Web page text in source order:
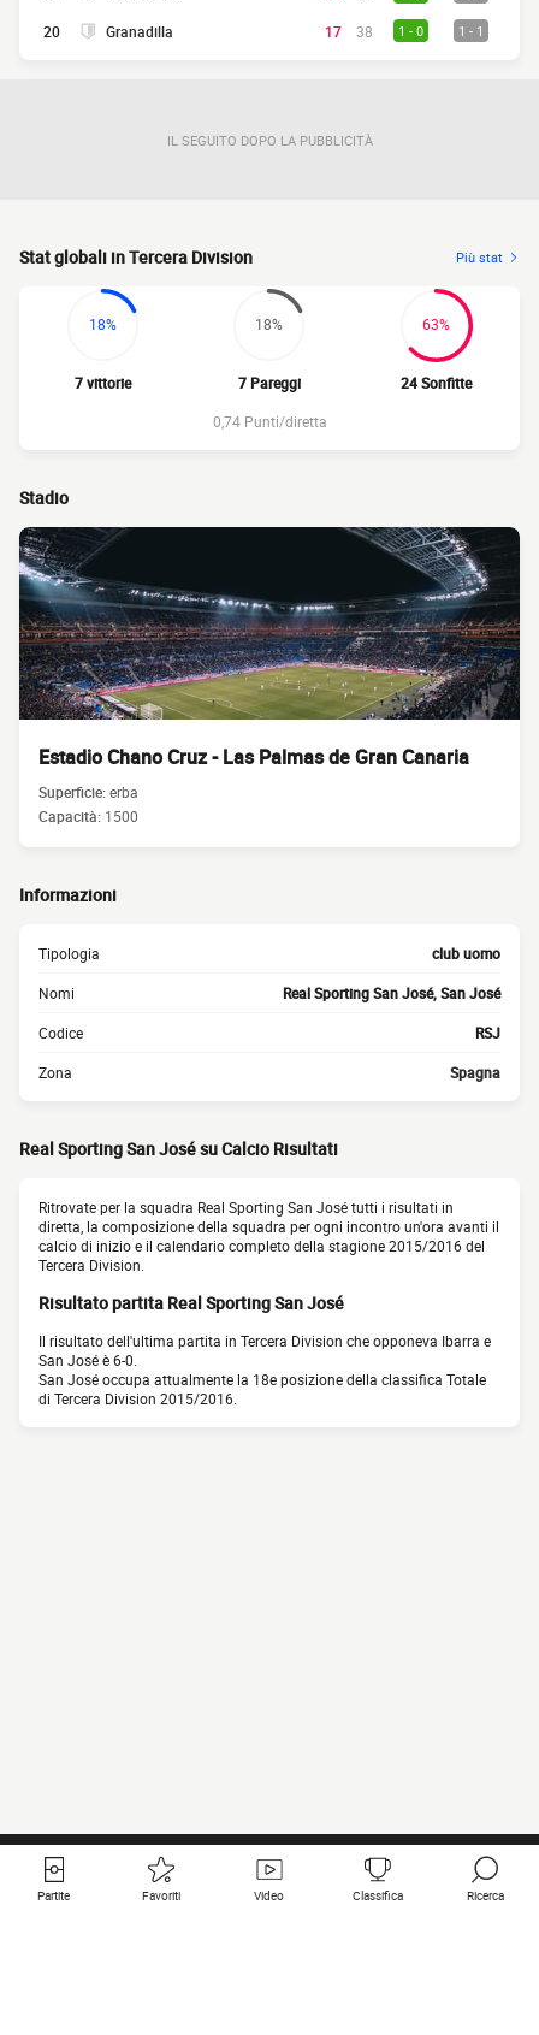
20 Granadilla 17 38 1 - 0 1 - 1
IL SEGUITO DOPO LA PUBBLICITÀ
Stat globali in Tercera Division Più stat
18%
7 vittorie
18%
7 Pareggi
63%
24 Sonfitte
0,74 Punti/diretta
Stadio
Estadio Chano Cruz - Las Palmas de Gran Canaria
Superficie:erba
Capacità: 1500
Informazioni
Tipologia club uomo
Nomi Real Sporting San José, San José
Codice RSJ
Zona Spagna
Real Sporting San José su Calcio Risultati
Ritrovate per la squadra Real Sporting San José tutti i risultati in
diretta, la composizione della squadra per ogni incontro un'ora avanti il
calcio di inizio e il calendario completo della stagione 2015/2016 del
Tercera Division.
Risultato partita Real Sporting San José
Il risultato dell'ultima partita in Tercera Division che opponeva Ibarra e
San José è 6-0.
San José occupa attualmente la 18e posizione della classifica Totale
di Tercera Division 2015/2016.
Partite Favoriti Video Classifica Ricerca